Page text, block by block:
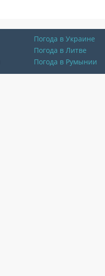
Погода в Украине
Погода в Литве
Погода в Румынии